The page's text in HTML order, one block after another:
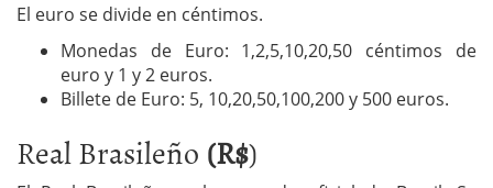
El euro se divide en céntimos.
Monedas de Euro: 1,2,5,10,20,50 céntimos de
euro y 1 y 2 euros.
Billete de Euro: 5, 10,20,50,100,200 y 500 euros.
Real Brasileño (R$)